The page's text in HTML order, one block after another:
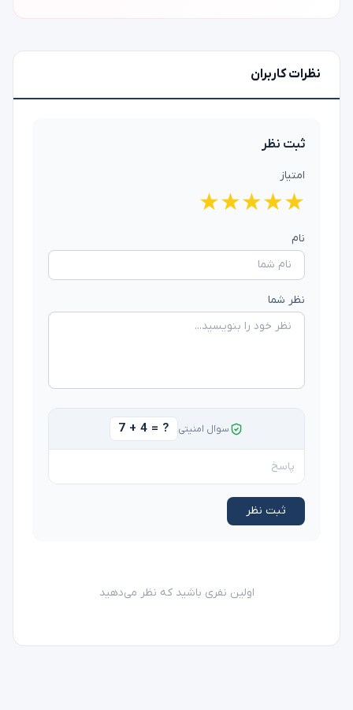
نظرات کاربران
ثبت نظر
امتیاز
★
★
★
★
★
نام
نظر شما
سوال امنیتی 7 + 4 = ?
ثبت نظر
اولین نفری باشید که نظر می‌دهید